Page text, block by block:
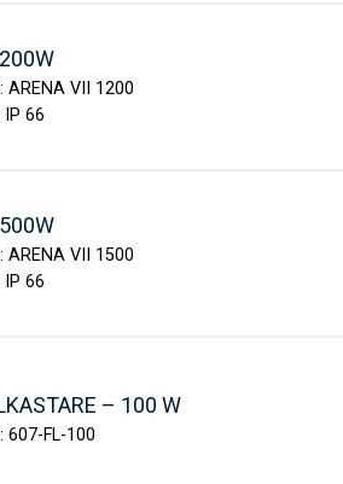
ARENA VII 1200
IP 66
ARENA VII 1500
IP 66
– 100 W
607-FL-100